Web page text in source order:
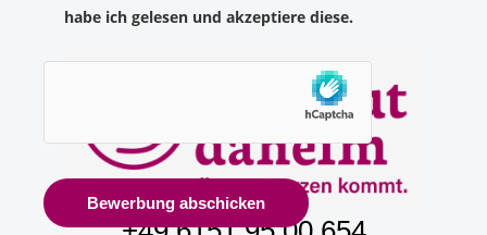
habe ich gelesen und akzeptiere diese.